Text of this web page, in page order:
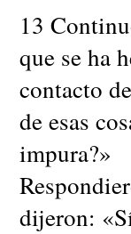
13
que se ha
contacto
de esas
impura?»
dijeron: